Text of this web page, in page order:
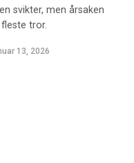
svikter, men årsaken
tror.
13, 2026